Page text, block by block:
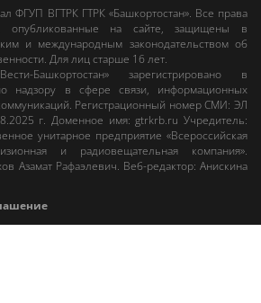
ФГУП ВГТРК ГТРК «Башкортостан». Все права
опубликованные на сайте, защищены в
и международным законодательством об
Для лиц старше 16 лет.
Башкортостан»зарегистрировано в
надзору в сфере связи, информационных
Регистрационный номер СМИ: ЭЛ
г. Доменное имя:gtrkrb.ru Учредитель:
унитарное предприятие «Всероссийская
и радиовещательная компания».
Азамат Рафаэлевич. Веб-редактор:Анискина
материалов Сетевого издания «Вести-